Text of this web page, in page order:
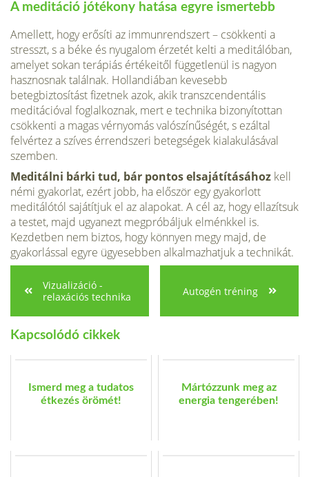
A meditáció jótékony hatása egyre ismertebb
Amellett, hogy erősíti az immunrendszert – csök­kenti a
stresszt, s a béke és nyugalom érzetét kelti a meditálóban,
amelyet sokan terápiás értékeitől függetlenül is nagyon
hasznosnak találnak. Hol­landiában kevesebb
betegbiztosítást fizetnek azok, akik transzcendentális
meditációval foglalkoznak, mert e technika bizonyítottan
csökkenti a magas vérnyomás valószínűségét, s ezáltal
felvértez a szív­es érrendszeri betegségek kialakulásával
szemben.
Meditálni bárki tud, bár pontos elsajátításához kell
némi gyakorlat, ezért jobb, ha először egy gya­korlott
meditálótól sajátítjuk el az alapokat. A cél az, hogy ellazítsuk
a testet, majd ugyanezt megpró­báljuk elménkkel is.
Kezdetben nem biztos, hogy könnyen megy majd, de
gyakorlással egyre ügye­sebben alkalmazhatjuk a technikát.
Vizualizáció -
relaxációs technika
Autogén tréning
Kapcsolódó cikkek
Ismerd meg a tudatos
étkezés örömét!
Mártózzunk meg az
energia tengerében!